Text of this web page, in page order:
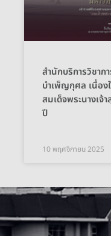
สำนักบริการวิชาก
บำเพ็ญกุศล เนื่อ
สมเด็จพระนางเ
ปี
10 พฤศจิกายน 2025